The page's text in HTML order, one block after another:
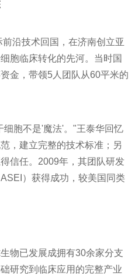
沿技术回国，在济南创立亚
胞临床转化的先河。当时国
金，带领5人团队从60平米的
胞不是'魔法'。"王泰华回忆
，建立完整的技术标准；另
信任。2009年，其团队研发
）获得成功，较美国同类
物已发展成拥有30余家分支
研究到临床应用的完整产业